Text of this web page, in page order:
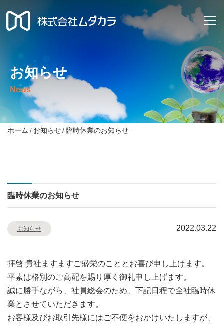
お知らせ
News
ホーム お知らせ 臨時休業のお知らせ
臨時休業のお知らせ
お知らせ 2022.03.22
拝啓 貴社ますますご盛栄のこととお喜び申し上げます。
平素は格別のご高配を賜り厚く御礼申し上げます。
誠に勝手ながら、社員総会のため、下記日程で全社臨時休
業とさせていただきます。
お客様及びお取引先様にはご不便をおかけいたしますが、